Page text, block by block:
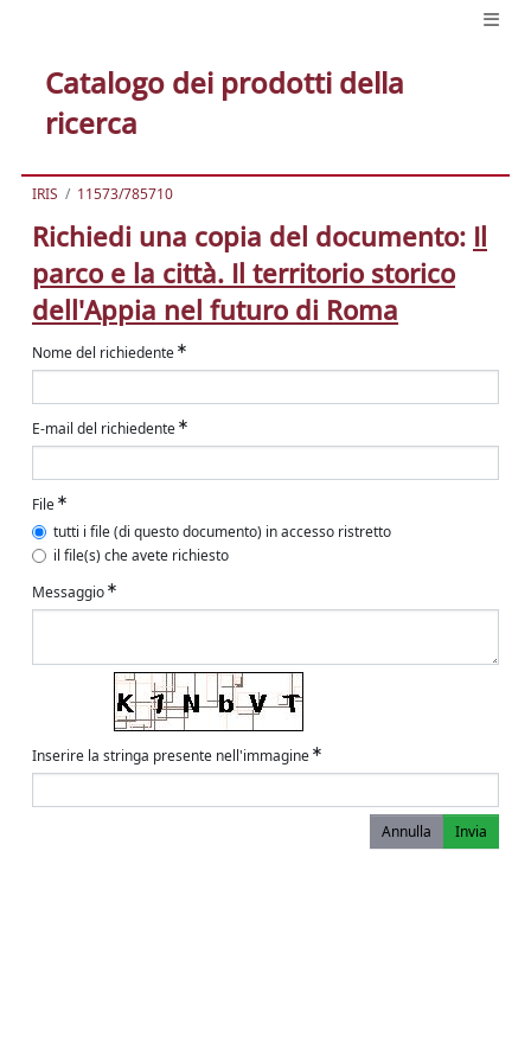
Catalogo dei prodotti della
ricerca
IRIS 11573/785710
Richiedi una copia del documento: Il
parco e la città. Il territorio storico
dell'Appia nel futuro di Roma
Nome del richiedente
E-mail del richiedente
File
tutti i file (di questo documento) in accesso ristretto
il file(s) che avete richiesto
Messaggio
Inserire la stringa presente nell'immagine
Annulla Invia